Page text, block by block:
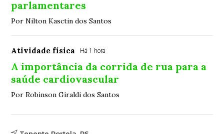
parlamentares
Por Nilton Kasctin dos Santos
Atividade física Há 1 hora
A importância da corrida de rua para a
saúde cardiovascular
Por Robinson Giraldi dos Santos